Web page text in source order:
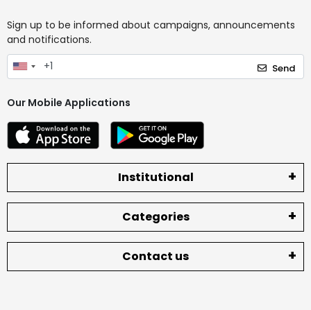
Sign up to be informed about campaigns, announcements
and notifications.
Send
Our Mobile Applications
Institutional
Categories
Contact us